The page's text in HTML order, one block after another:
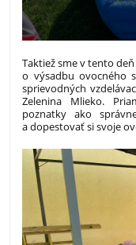
Taktiež sme v tento
o výsadbu ovocného
sprievodných
Zelenina Mlieko.
poznatky ako
a dopestovať si svoje